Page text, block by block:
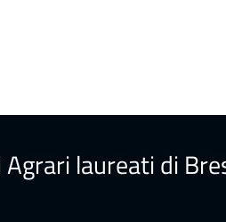
laureati di